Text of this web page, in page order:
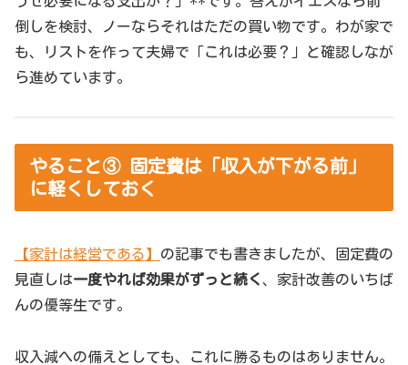
倒しを検討、ノーならそれはただの買い物です。わが家で
も、リストを作って夫婦で「これは必要？」と確認しなが
ら進めています。
やること③ 固定費は「収入が下がる前」
に軽くしておく
【家計は経営である】 の記事でも書きましたが、固定費の
見直しは一度やれば効果がずっと続く 、家計改善のいちば
んの優等生です。
収入減への備えとしても、これに勝るものはありません。